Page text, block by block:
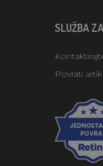
SLUŽBA
Povrati